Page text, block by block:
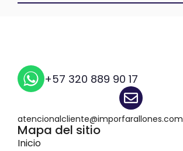
+57 320 889 90 17
atencionalcliente@imporfarallones.com
Mapa del sitio
Inicio